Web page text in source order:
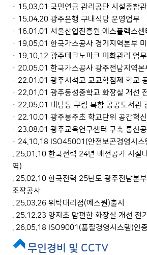
· 15.03.01 국민연금 관리공단 시설종합
· 15.04.20 광주은행 구내식당 운영업무
· 16.01.01 서울산업진흥원 에스플렉스센
· 19.05.01 한국가스공사 경기지역본부
· 19.10.12 광주테크노파크 미화관리 업무
· 20.05.01 한국가스공사 광주전남지역본
· 22.01.01 광주서석고 교교학점제 학교
· 22.01.01 광주동성중학교 화장실 개선
· 22.05.01 내남동 구립 복합 공공도서관
· 22.10.01 광주봉주초 학교단위 공간혁
· 23.08.01 광주교육연구센터 구축 통신
· 24.10.18 ISO45001(안전보곤경영시스
. 25.01.10 한국전력 24년 배전공가 시설
역)
. 25.02.10 한국전력 25년도 광주전남본부
조작공사
. 25.03.26 위탁대리점(에스원)출시
. 25.12.23 양지초 맘편한 화장실 개선 전
. 26.05.18 ISO9001(품질경영시스템)인
무인경비 및 CCTV